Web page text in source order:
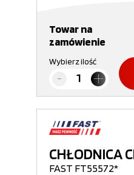
Towar na
zamówienie
Wybierz ilość
CHŁODNICA
FAST FT55572*